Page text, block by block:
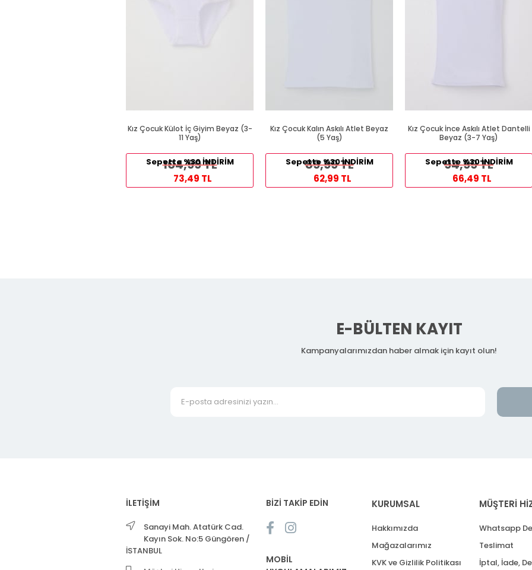
Kız Çocuk Külot İç Giyim Beyaz (3-
11 Yaş)
104,99 TL
Sepette %30 İNDİRİM
73,49 TL
Kız Çocuk Kalın Askılı Atlet Beyaz
(5 Yaş)
89,99 TL
Sepette %30 İNDİRİM
62,99 TL
Kız Çocuk İnce Askılı Atlet Dantelli
Beyaz (3-7 Yaş)
94,99 TL
Sepette %30 İNDİRİM
66,49 TL
E-BÜLTEN KAYIT
Kampanyalarımızdan haber almak için kayıt olun!
İLETİŞİM
Sanayi Mah. Atatürk Cad.
Kayın Sok. No:5 Güngören /
İSTANBUL
BİZİ TAKİP EDİN
MOBİL
KURUMSAL
Hakkımızda
Mağazalarımız
KVK ve Gizlilik Politikası
MÜŞTERİ
Whatsapp
Teslimat
İptal, İade,